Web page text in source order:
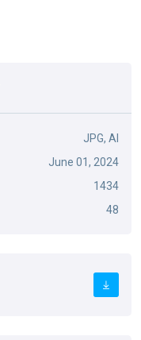
JPG, AI
June 01, 2024
1434
48